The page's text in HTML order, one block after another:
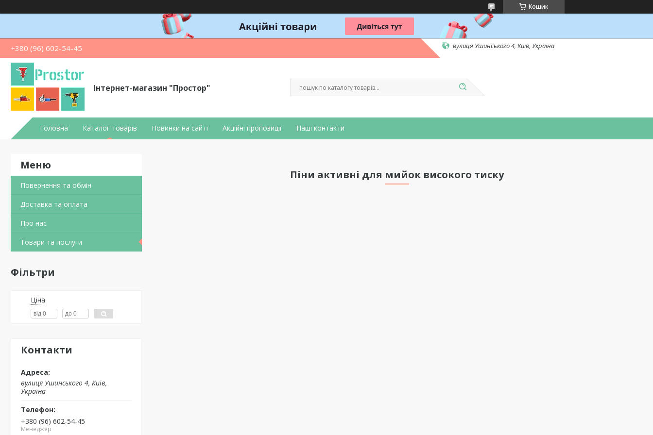
Кошик
+380 (96) 602-54-45 вулиця Ушинського 4, Київ, Україна
Інтернет-магазин "Простор"
Головна Каталог товарів Новинки на сайті Акційні пропозиції Наші контакти
Повернення та обмін
Доставка та оплата
Про нас
Товари та послуги
Фільтри
Ціна
Контакти
вулиця Ушинського 4, Київ,
Україна
+380 (96) 602-54-45
Менеджер
Піни активні для мийок високого тиску